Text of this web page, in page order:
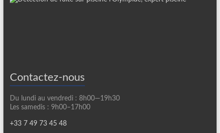
Contactez-nous
Du lundi au vendredi : 8h00—19h30
Les samedis : 9h00–17h00
+33 7 49 73 45 48